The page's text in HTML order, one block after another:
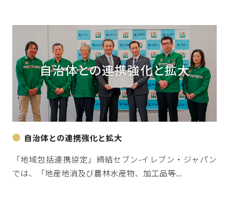
自治体との連携強化と拡大
「地域包括連携協定」締結セブン-イレブン・ジャパン
では、「地産地消及び農林水産物、加工品等...